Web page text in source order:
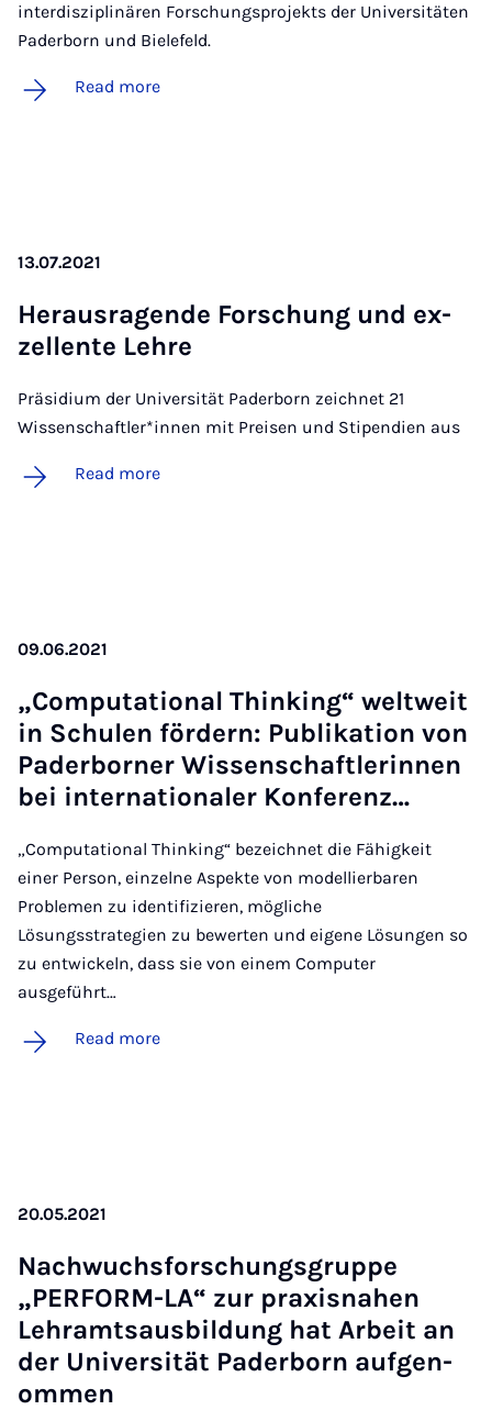
interdisziplinären Forschungsprojekts der Universitäten
Paderborn und Bielefeld.
Read more
13.07.2021
Heraus­ra­gende Forschung und ex­
zel­lente Lehre
Präsidium der Universität Paderborn zeichnet 21
Wissenschaftler*innen mit Preisen und Stipendien aus
Read more
09.06.2021
„Com­pu­ta­tion­al Think­ing“ welt­weit
in Schu­len fördern: Pub­lika­tion von
Pader­borner Wis­senschaftler­innen
bei in­ter­na­tionaler Kon­fer­enz…
„Computational Thinking“ bezeichnet die Fähigkeit
einer Person, einzelne Aspekte von modellierbaren
Problemen zu identifizieren, mögliche
Lösungsstrategien zu bewerten und eigene Lösungen so
zu entwickeln, dass sie von einem Computer
ausgeführt…
Read more
20.05.2021
Nachwuchs­forschungs­gruppe
„PER­FORM-LA“ zur prax­is­na­hen
Lehramt­saus­b­ildung hat Arbeit an
der Uni­versität Pader­born auf­gen­
om­men